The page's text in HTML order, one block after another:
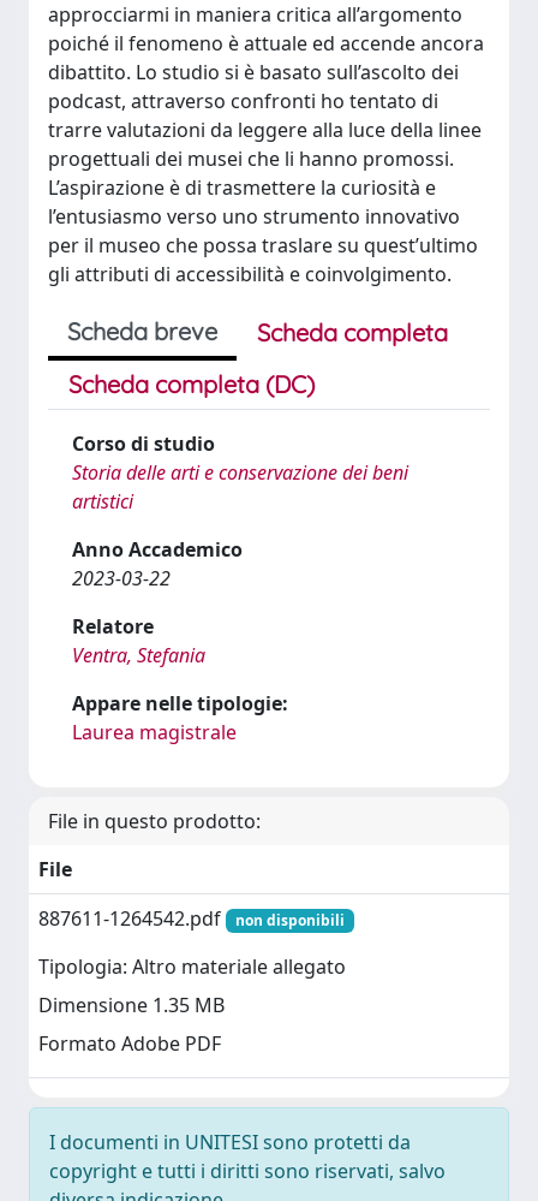
approcciarmi in maniera critica all’argomento
poiché il fenomeno è attuale ed accende ancora
dibattito. Lo studio si è basato sull’ascolto dei
podcast, attraverso confronti ho tentato di
trarre valutazioni da leggere alla luce della linee
progettuali dei musei che li hanno promossi.
L’aspirazione è di trasmettere la curiosità e
l’entusiasmo verso uno strumento innovativo
per il museo che possa traslare su quest’ultimo
gli attributi di accessibilità e coinvolgimento.
Scheda breve
Scheda completa
Scheda completa (DC)
Corso di studio
Storia delle arti e conservazione dei beni
artistici
Anno Accademico
2023-03-22
Relatore
Ventra, Stefania
Appare nelle tipologie:
Laurea magistrale
File in questo prodotto:
File
887611-1264542.pdf
non disponibili
Tipologia: Altro materiale allegato
Dimensione 1.35 MB
Formato Adobe PDF
I documenti in UNITESI sono protetti da
copyright e tutti i diritti sono riservati, salvo